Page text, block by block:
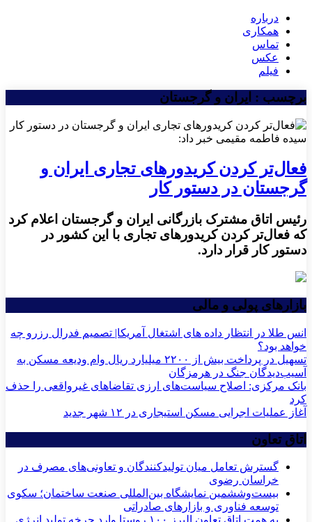
درباره
همکاری
تماس
عکس
فیلم
برچسب : ایران و گرجستان
سیده فاطمه مقیمی خبر داد:
فعال‌تر کردن کریدورهای تجاری ایران و
گرجستان در دستور کار
رئیس اتاق مشترک بازرگانی ایران و گرجستان اعلام کرد
که فعال‌تر کردن کریدورهای تجاری با این کشور در
دستور کار قرار دارد.
بازارهای پولی و مالی
انس طلا در انتظار داده های اشتغال آمریکا| تصمیم فدرال رزرو چه
خواهد بود؟
تسهیل در پرداخت بیش از ۲۲۰۰ میلیارد ریال وام ودیعه مسکن به
آسیب‌دیدگان جنگ در هرمزگان
بانک مرکزی: اصلاح سیاست‌های ارزی تقاضاهای غیرواقعی را حذف
کرد
آغاز عملیات اجرایی مسکن استیجاری در ۱۲ شهر جدید
اتاق تعاون
گسترش تعامل میان تولیدکنندگان و تعاونی‌های مصرف در
خراسان رضوی
بیست‌وششمین نمایشگاه بین‌المللی صنعت ساختمان؛ سکوی
توسعه فناوری و بازارهای صادراتی